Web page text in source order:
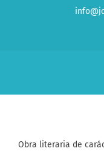
Obra literaria de